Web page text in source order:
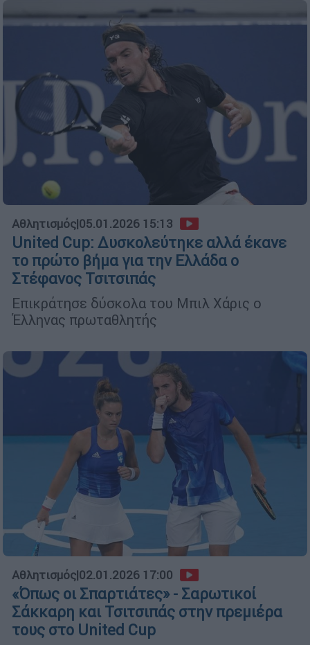
Αθλητισμός|05.01.2026 15:13
United Cup: Δυσκολεύτηκε αλλά έκανε
το πρώτο βήμα για την Ελλάδα ο
Στέφανος Τσιτσιπάς
Επικράτησε δύσκολα του Μπιλ Χάρις ο
Έλληνας πρωταθλητής
Αθλητισμός|02.01.2026 17:00
«Όπως οι Σπαρτιάτες» - Σαρωτικοί
Σάκκαρη και Τσιτσιπάς στην πρεμιέρα
τους στο United Cup